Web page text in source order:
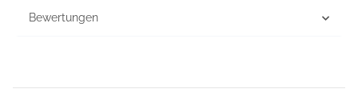
Bewertungen